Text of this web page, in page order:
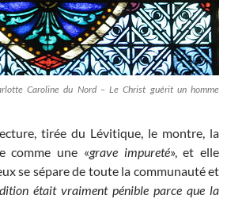
Caroline du Nord – Le Christ guérit un homme
tirée du Lévitique, le montre, la
comme une «grave impureté», et elle
se sépare de toute la communauté et
était vraiment pénible parce que la